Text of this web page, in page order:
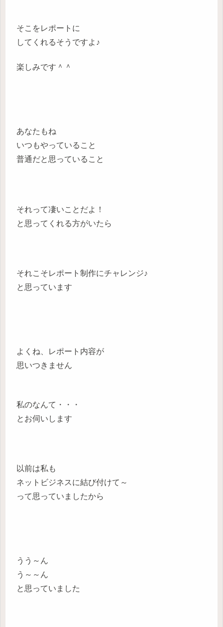
そこをレポートに
してくれるそうですよ♪
楽しみです＾＾
あなたもね
いつもやっていること
普通だと思っていること
それって凄いことだよ！
と思ってくれる方がいたら
それこそレポート制作にチャレンジ♪
と思っています
よくね、レポート内容が
思いつきません
私のなんて・・・
とお伺いします
以前は私も
ネットビジネスに結び付けて～
って思っていましたから
うう～ん
う～～ん
と思っていました